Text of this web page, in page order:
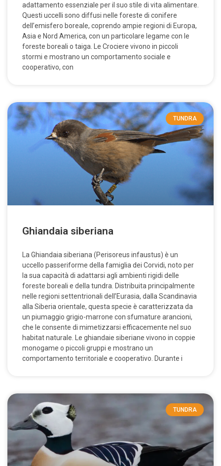
adattamento essenziale per il suo stile di vita alimentare.
Questi uccelli sono diffusi nelle foreste di conifere
dell’emisfero boreale, coprendo ampie regioni di Europa,
Asia e Nord America, con un particolare legame con le
foreste boreali o taiga. Le Crociere vivono in piccoli
stormi e mostrano un comportamento sociale e
cooperativo, con
TUNDRA
Ghiandaia siberiana
La Ghiandaia siberiana (Perisoreus infaustus) è un
uccello passeriforme della famiglia dei Corvidi, noto per
la sua capacità di adattarsi agli ambienti rigidi delle
foreste boreali e della tundra. Distribuita principalmente
nelle regioni settentrionali dell’Eurasia, dalla Scandinavia
alla Siberia orientale, questa specie è caratterizzata da
un piumaggio grigio-marrone con sfumature arancioni,
che le consente di mimetizzarsi efficacemente nel suo
habitat naturale. Le ghiandaie siberiane vivono in coppie
monogame o piccoli gruppi e mostrano un
comportamento territoriale e cooperativo. Durante i
TUNDRA